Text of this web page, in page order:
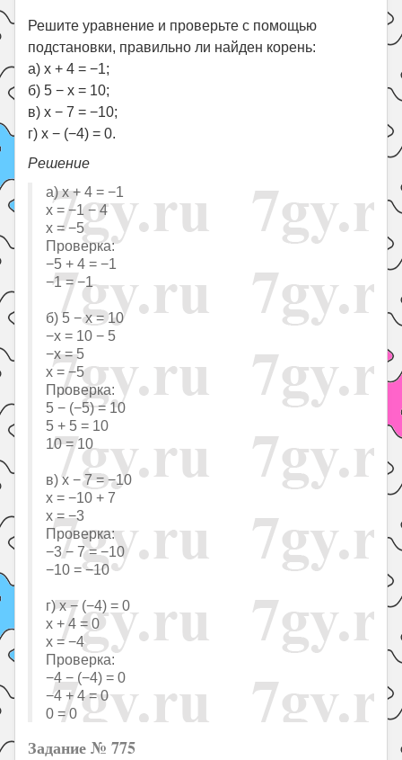
Решите уравнение и проверьте с помощью
подстановки, правильно ли найден корень:
а) x + 4 = −1;
б) 5 − x = 10;
в) x − 7 = −10;
г) x − (−4) = 0.
Решение
а) x + 4 = −1
x = −1 − 4
x = −5
Проверка:
−5 + 4 = −1
−1 = −1
б) 5 − x = 10
−x = 10 − 5
−x = 5
x = −5
Проверка:
5 − (−5) = 10
5 + 5 = 10
10 = 10
в) x − 7 = −10
x = −10 + 7
x = −3
Проверка:
−3 − 7 = −10
−10 = −10
г) x − (−4) = 0
x + 4 = 0
x = −4
Проверка:
−4 − (−4) = 0
−4 + 4 = 0
0 = 0
Задание № 775